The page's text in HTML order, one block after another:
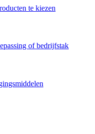
te kiezen
of bedrijfstak